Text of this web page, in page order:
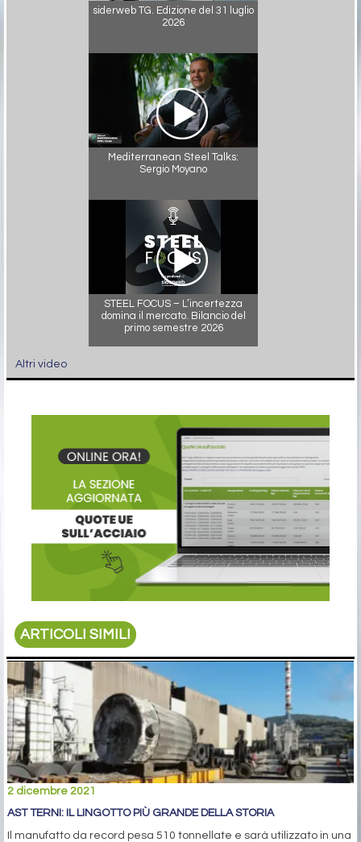
siderweb TG. Edizione del 31 luglio
2026
Mediterranean Steel Talks:
Sergio Moyano
STEEL FOCUS – L’incertezza
domina il mercato. Bilancio del
primo semestre 2026
Altri video
ARTICOLI SIMILI
2 dicembre 2021
AST TERNI: IL LINGOTTO PIÙ GRANDE DELLA STORIA
Il manufatto da record pesa 510 tonnellate e sarà utilizzato in una